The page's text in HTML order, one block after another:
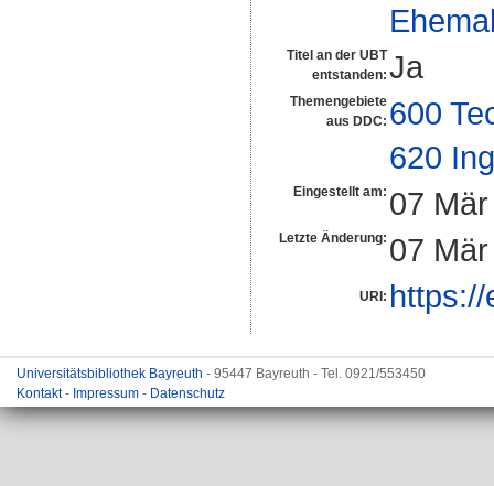
Titel an der UBT
entstanden: Ja
Themengebiete
aus DDC: 600
620
Eingestellt am: 07
Letzte Änderung: 07
URI:
Universitätsbibliothek Bayreuth - 95447 Bayreuth - Tel. 0921/553450
Kontakt- Impressum - Datenschutz